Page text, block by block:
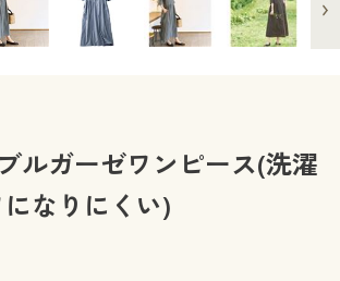
ゼント
ルガーゼワンピース(洗濯
なりにくい)